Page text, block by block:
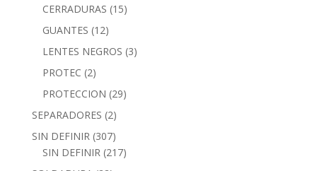
CERRADURAS (15)
GUANTES (12)
LENTES NEGROS (3)
PROTEC (2)
PROTECCION (29)
SEPARADORES (2)
SIN DEFINIR (307)
SIN DEFINIR (217)